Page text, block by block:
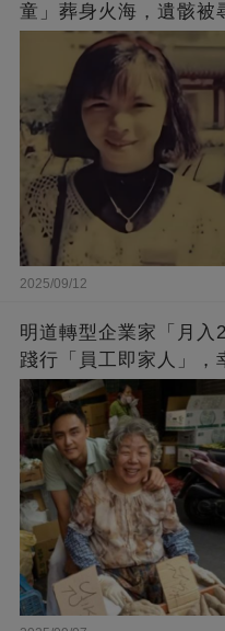
童」葬身火海，遺骸被
崩：真正的英雄不該被
2025/09/12
明道轉型企業家「月入
踐行「員工即家人」，
闆的福報